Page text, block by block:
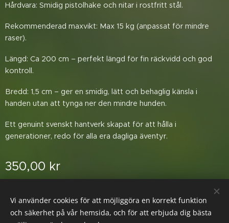
​Hårdvara: Smidig pistolhake och nitar i rostfritt stål.
​Rekommenderad maxvikt: Max 15 kg (anpassat för mindre
raser).
​Längd: Ca 200 cm – perfekt längd för fin räckvidd och god
kontroll.
​Bredd: 1,5 cm – ger en smidig, lätt och behaglig känsla i
handen utan att tynga ner den mindre hunden.
​Ett genuint svenskt hantverk skapat för att hålla i
generationer, redo för alla era dagliga äventyr.
350,00 kr
© 2026 Glada Tassen Cookies
Vi använder cookies för att möjliggöra en korrekt funktion
och säkerhet på vår hemsida, och för att erbjuda dig bästa